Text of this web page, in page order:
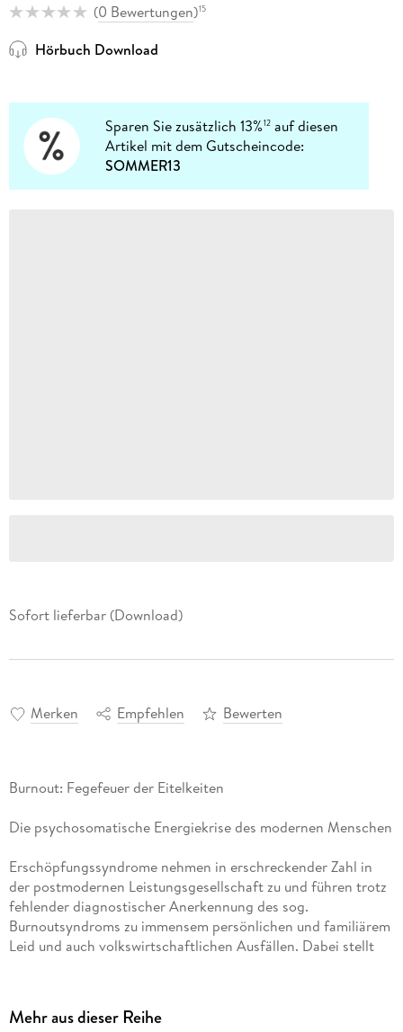
(0 Bewertungen)15
Hörbuch Download
Sparen Sie zusätzlich 13%12 auf diesen
Artikel mit dem Gutscheincode:
SOMMER13
Sofort lieferbar (Download)
Merken Empfehlen Bewerten
Burnout: Fegefeuer der Eitelkeiten
Die psychosomatische Energiekrise des modernen Menschen
Erschöpfungssyndrome nehmen in erschreckender Zahl in
der postmodernen Leistungsgesellschaft zu und führen trotz
fehlender diagnostischer Anerkennung des sog.
Burnoutsyndroms zu immensem persönlichen und familiärem
Leid und auch volkswirtschaftlichen Ausfällen. Dabei stellt
Verhaltens-Muster führen dazu, über die eigenen
Belastungsgrenzen zu gehen und gesundheitlichen Raubbau
Mehr aus dieser Reihe